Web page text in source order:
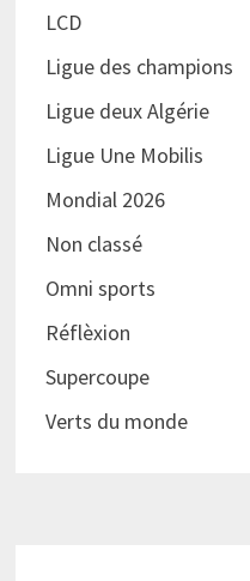
LCD
Ligue des champions
Ligue deux Algérie
Ligue Une Mobilis
Mondial 2026
Non classé
Omni sports
Réflèxion
Supercoupe
Verts du monde